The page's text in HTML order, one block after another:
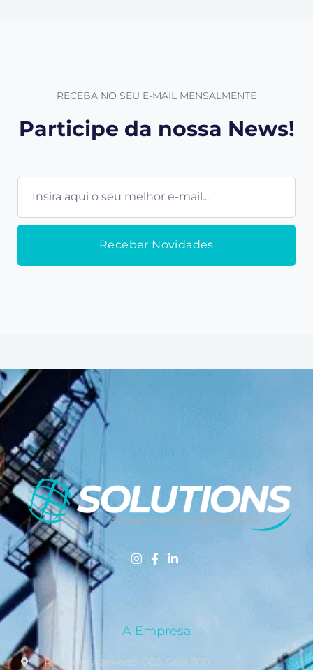
RECEBA NO SEU E-MAIL MENSALMENTE
Participe da nossa News!
Receber Novidades
A Empresa
R. Moura Azevedo, 606, Sala 308